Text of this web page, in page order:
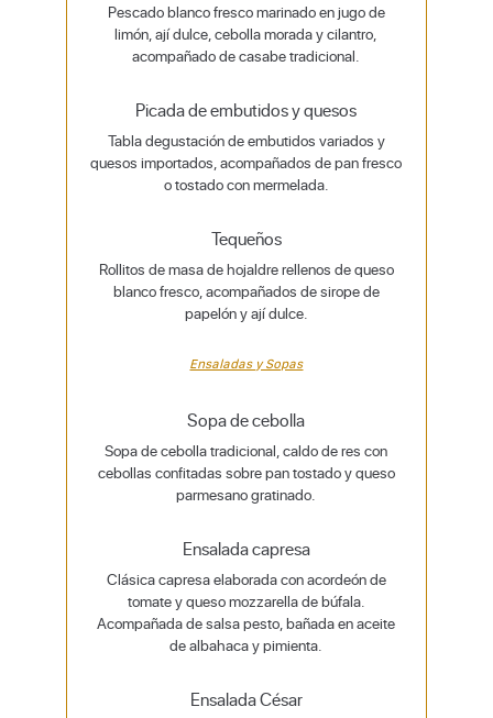
Pescado blanco fresco marinado en jugo de
limón, ají dulce, cebolla morada y cilantro,
acompañado de casabe tradicional.
Picada de embutidos y quesos
Tabla degustación de embutidos variados y
quesos importados, acompañados de pan fresco
o tostado con mermelada.
Tequeños
Rollitos de masa de hojaldre rellenos de queso
blanco fresco, acompañados de sirope de
papelón y ají dulce.
Ensaladas y Sopas
Sopa de cebolla
Sopa de cebolla tradicional, caldo de res con
cebollas confitadas sobre pan tostado y queso
parmesano gratinado.
Ensalada capresa
Clásica capresa elaborada con acordeón de
tomate y queso mozzarella de búfala.
Acompañada de salsa pesto, bañada en aceite
de albahaca y pimienta.
Ensalada César